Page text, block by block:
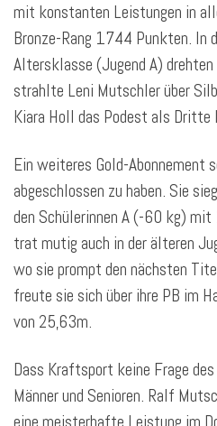
mit konstanten Leistungen in
Bronze-Rang 1744 Punkten. In
Altersklasse (Jugend A)
strahlte Leni Mutschler über
Kiara Holl das Podest als
Ein weiteres Gold-Abonnement
abgeschlossen zu haben. Sie
den Schülerinnen A (-60 kg)
trat mutig auch in der älteren
wo sie prompt den nächsten
freute sie sich über ihre PB im
von 25,63m.
Dass Kraftsport keine Frage
Männer und Senioren. Ralf